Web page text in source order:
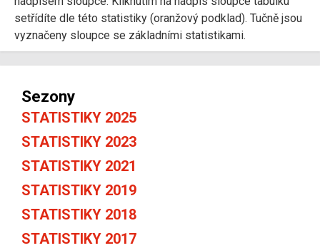
setřídíte dle této statistiky (oranžový podklad). Tučně jsou
vyznačeny sloupce se základními statistikami.
Sezony
STATISTIKY 2025
STATISTIKY 2023
STATISTIKY 2021
STATISTIKY 2019
STATISTIKY 2018
STATISTIKY 2017